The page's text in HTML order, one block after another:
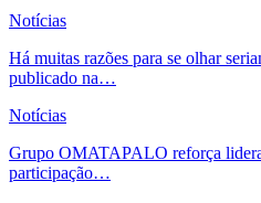
Notícias
Há muitas razões para se olhar
publicado na…
Notícias
Grupo OMATAPALO reforça
participação…